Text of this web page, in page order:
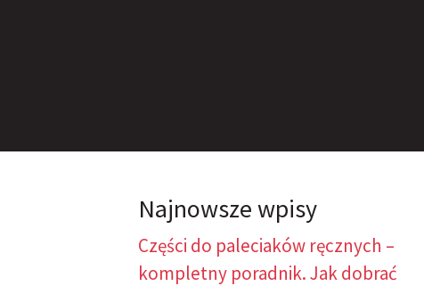
Najnowsze wpisy
Części do paleciaków ręcznych –
kompletny poradnik. Jak dobrać